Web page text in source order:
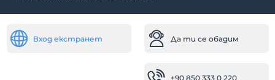
Вход екстранет Да ти се обадим
+90 850 333 0 220